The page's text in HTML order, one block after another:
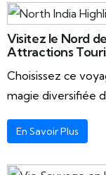
Visitez le Nord
Attractions
Choisissez ce
magie diversifiée
En Savoir Plus